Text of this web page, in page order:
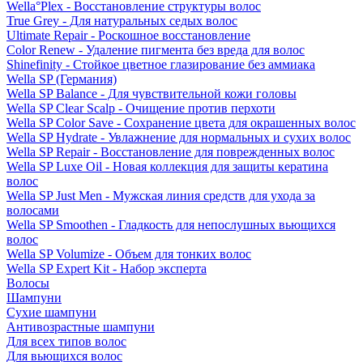
Wella°Plex - Восстановление структуры волос
True Grey - Для натуральных седых волос
Ultimate Repair - Роскошное восстановление
Color Renew - Удаление пигмента без вреда для волос
Shinefinity - Стойкое цветное глазирование без аммиака
Wella SP (Германия)
Wella SP Balance - Для чувствительной кожи головы
Wella SP Clear Scalp - Очищение против перхоти
Wella SP Color Save - Сохранение цвета для окрашенных волос
Wella SP Hydrate - Увлажнение для нормальных и сухих волос
Wella SP Repair - Восстановление для поврежденных волос
Wella SP Luxe Oil - Новая коллекция для защиты кератина
волос
Wella SP Just Men - Мужская линия средств для ухода за
волосами
Wella SP Smoothen - Гладкость для непослушных вьющихся
волос
Wella SP Volumize - Объем для тонких волос
Wella SP Expert Kit - Набор эксперта
Волосы
Шампуни
Сухие шампуни
Антивозрастные шампуни
Для всех типов волос
Для вьющихся волос